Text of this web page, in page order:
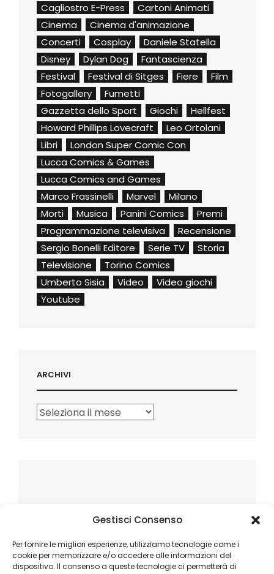
Gestisci Consenso
Per fornire le migliori esperienze, utilizziamo tecnologie come i
cookie per memorizzare e/o accedere alle informazioni del
dispositivo. Il consenso a queste tecnologie ci permetterà di
Cagliostro E-Press
Cartoni Animati
Cinema
Cinema d'animazione
Concerti
Cosplay
Daniele Statella
Disney
Dylan Dog
Fantascienza
Festival
Festival di Sitges Fiere
Film
Fotogallery
Fumetti
Gazzetta dello Sport
Giochi
Hellfest
Howard Phillips Lovecraft
Leo Ortolani
Libri
London Super Comic Con
Lucca Comics & Games
Lucca Comics and Games
Marco Frassinelli
Marvel
Milano
Morti
Musica Panini Comics
Premi
Programmazione televisiva
Recensione
Sergio Bonelli Editore
Serie TV
Storia
Televisione
Torino Comics
Umberto Sisia
Video
Video giochi
Youtube
ARCHIVI
Archivi